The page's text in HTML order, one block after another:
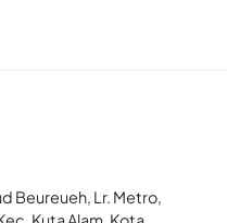
Beureueh, Lr. Metro,